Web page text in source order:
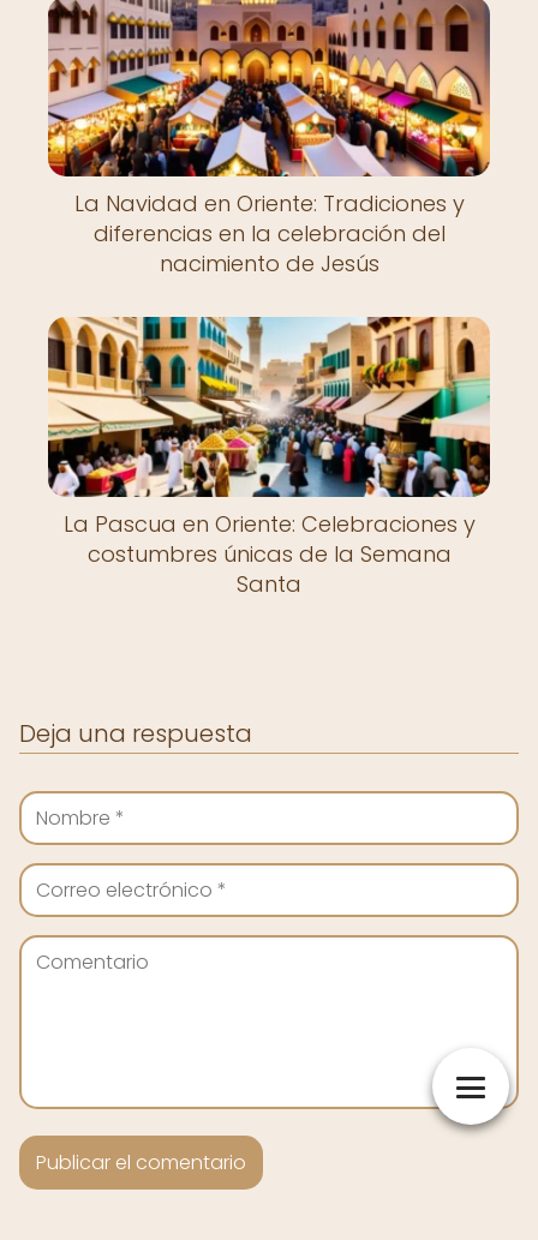
La Navidad en Oriente: Tradiciones y
diferencias en la celebración del
nacimiento de Jesús
La Pascua en Oriente: Celebraciones y
costumbres únicas de la Semana
Santa
Deja una respuesta